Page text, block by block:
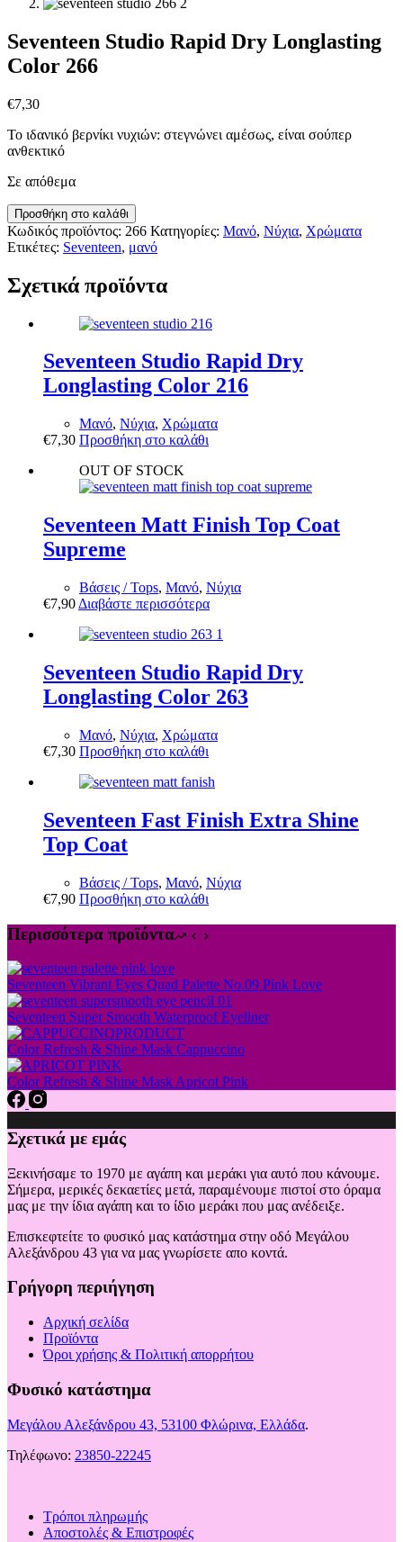
Seventeen Studio Rapid Dry Longlasting
Color 266
€7,30
Το ιδανικό βερνίκι νυχιών: στεγνώνει αμέσως, είναι σούπερ
ανθεκτικό
Σε απόθεμα
Seventeen
Studio
Rapid
Longlasting
Color
ποσότητα
Προσθήκη στο καλάθι
Κωδικός προϊόντος: 266 Κατηγορίες: Μανό, Νύχια, Χρώματα
Ετικέτες: Seventeen, μανό
Σχετικά προϊόντα
Seventeen Studio Rapid Dry
Longlasting Color 216
Μανό, Νύχια, Χρώματα
€7,30 Προσθήκη στο καλάθι
OUT OF STOCK
Seventeen Matt Finish Top Coat
Supreme
Βάσεις / Tops, Μανό, Νύχια
€7,90 Διαβάστε περισσότερα
Seventeen Studio Rapid Dry
Longlasting Color 263
Μανό, Νύχια, Χρώματα
€7,30 Προσθήκη στο καλάθι
Seventeen Fast Finish Extra Shine
Top Coat
Βάσεις / Tops, Μανό, Νύχια
€7,90 Προσθήκη στο καλάθι
Περισσότερα προϊόντα
Seventeen Vibrant Eyes Quad Palette No.09 Pink Love
Seventeen Super Smooth Waterproof Eyeliner
Color Refresh & Shine Mask Cappuccino
Color Refresh & Shine Mask Apricot Pink
Σχετικά με εμάς
Ξεκινήσαμε το 1970 με αγάπη και μεράκι για αυτό που κάνουμε.
Σήμερα, μερικές δεκαετίες μετά, παραμένουμε πιστοί στο όραμα
μας με την ίδια αγάπη και το ίδιο μεράκι που μας ανέδειξε.
Επισκεφτείτε το φυσικό μας κατάστημα στην οδό Μεγάλου
Αλεξάνδρου 43 για να μας γνωρίσετε απο κοντά.
Γρήγορη περιήγηση
Αρχική σελίδα
Προϊόντα
Όροι χρήσης & Πολιτική απορρήτου
Φυσικό κατάστημα
Μεγάλου Αλεξάνδρου 43, 53100 Φλώρινα, Ελλάδα.
Τηλέφωνο: 23850-22245
Τρόποι πληρωμής
Αποστολές & Επιστροφές